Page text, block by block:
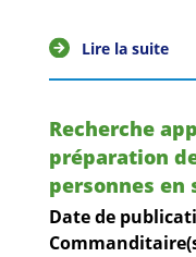
Lire la suite
Recherche
préparation
personnes
Date de